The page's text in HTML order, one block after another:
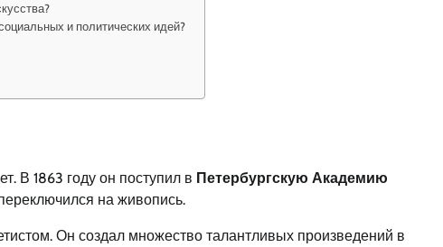
и политических идей?
В 1863 году он поступил в Петербургскую Академию
на живопись.
Он создал множество талантливых произведений в